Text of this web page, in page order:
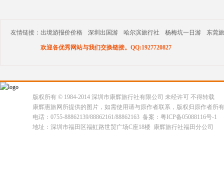
友情链接： 出境游报价价格 深圳出国游 哈尔滨旅行社 杨梅坑一日游 东莞
欢迎各优秀网站与我们交换链接。QQ:1927720827
版权所有 © 1984-2014 深圳市康辉旅行社有限公司 未经许可 不得转载
康辉惠旅网所提供的图片，如需使用请与原作者联系，版权归原作者所
电话：0755-88862139/88862161/88862163 备案：粤ICP备05088116号-1
地址：深圳市福田区福虹路世贸广场C座18楼 康辉旅行社福田分公司